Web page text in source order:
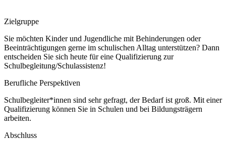
Zielgruppe
Sie möchten Kinder und Jugendliche mit Behinderungen oder
Beeinträchtigungen gerne im schulischen Alltag unterstützen? Dann
entscheiden Sie sich heute für eine Qualifizierung zur
Schulbegleitung/Schulassistenz!
Berufliche Perspektiven
Schulbegleiter*innen sind sehr gefragt, der Bedarf ist groß. Mit einer
Qualifizierung können Sie in Schulen und bei Bildungsträgern
arbeiten.
Abschluss